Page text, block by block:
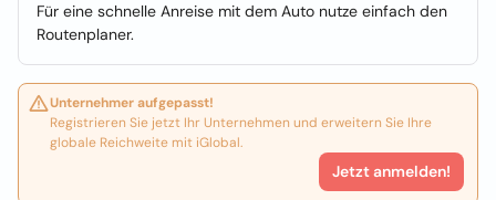
Für eine schnelle Anreise mit dem Auto nutze einfach den
Routenplaner.
Unternehmer aufgepasst!
Registrieren Sie jetzt Ihr Unternehmen und erweitern Sie Ihre
globale Reichweite mit iGlobal.
Jetzt anmelden!